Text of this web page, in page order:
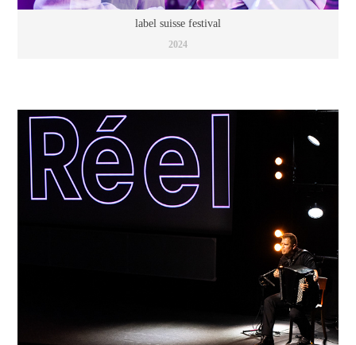
label suisse festival
2024